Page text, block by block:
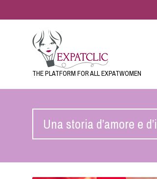
THE PLATFORM FOR ALL EXPATWOMEN
Una storia d’amore e